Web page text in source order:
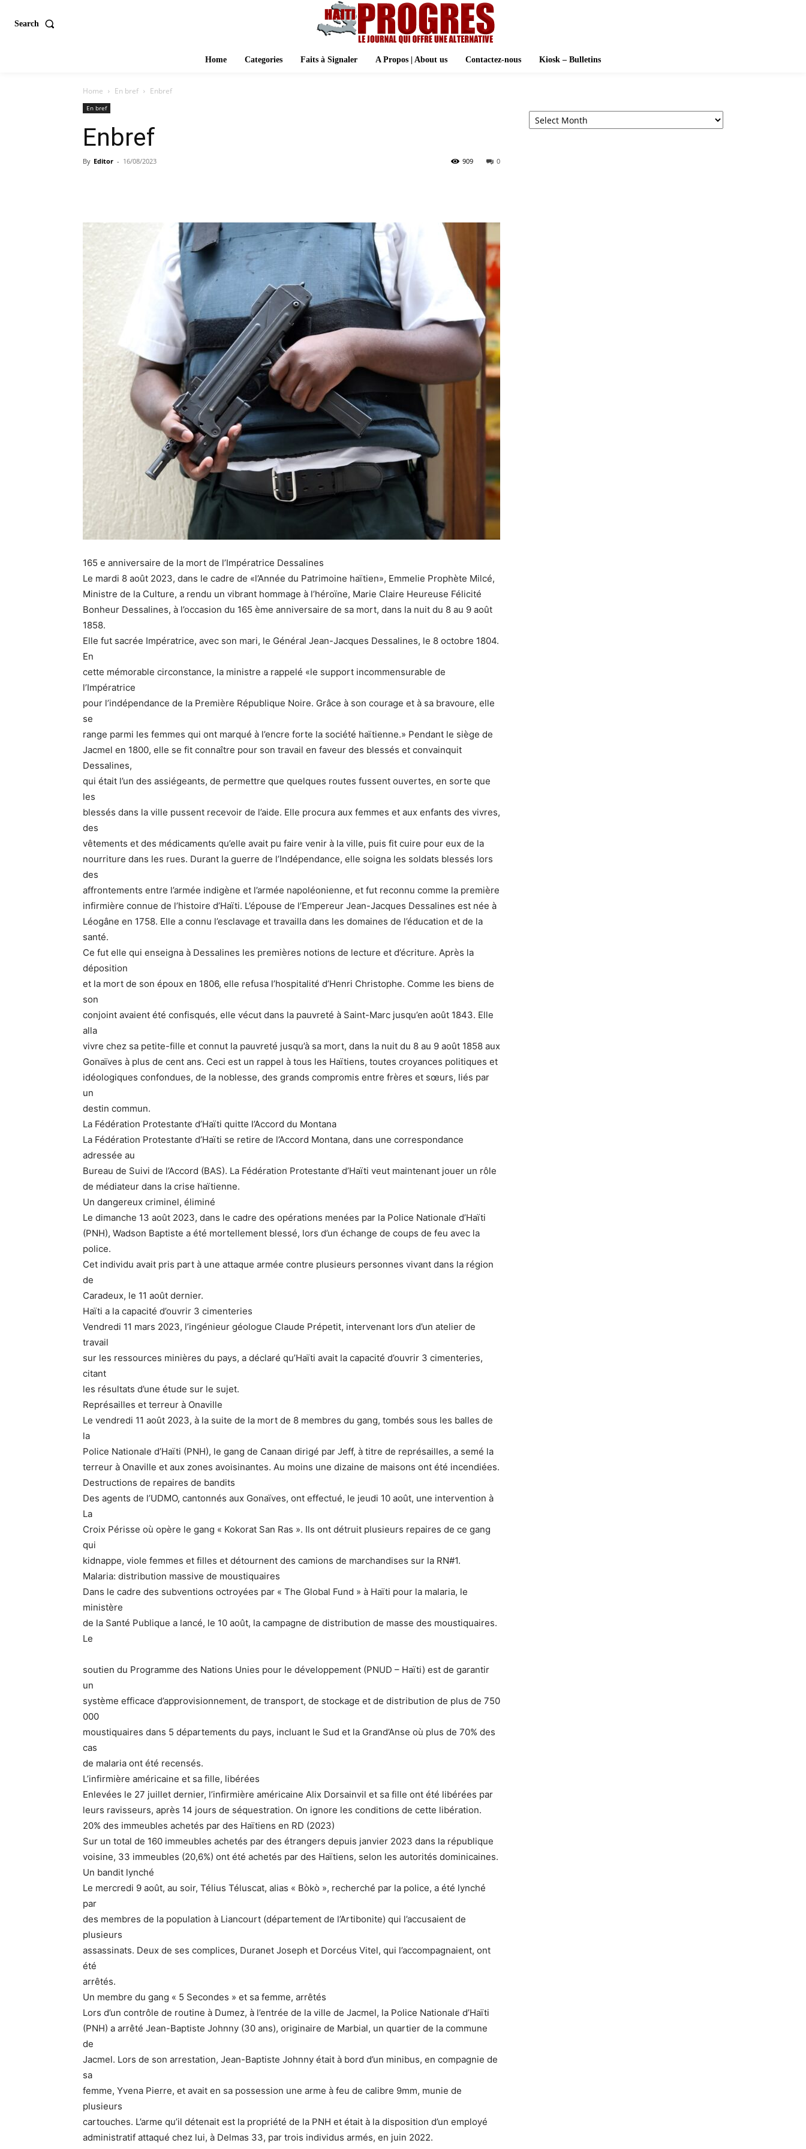
Search
Home Categories Faits à Signaler A Propos | About us Contactez-nous Kiosk – Bulletins
Home En bref Enbref
En bref
Enbref
By Editor - 16/08/2023 0
909
165 e anniversaire de la mort de l’Impératrice Dessalines
Le mardi 8 août 2023, dans le cadre de «l’Année du Patrimoine haïtien», Emmelie Prophète Milcé,
Ministre de la Culture, a rendu un vibrant hommage à l’héroïne, Marie Claire Heureuse Félicité
Bonheur Dessalines, à l’occasion du 165 ème anniversaire de sa mort, dans la nuit du 8 au 9 août
1858.
Elle fut sacrée Impératrice, avec son mari, le Général Jean-Jacques Dessalines, le 8 octobre 1804.
En
cette mémorable circonstance, la ministre a rappelé «le support incommensurable de
l’Impératrice
pour l’indépendance de la Première République Noire. Grâce à son courage et à sa bravoure, elle
se
range parmi les femmes qui ont marqué à l’encre forte la société haïtienne.» Pendant le siège de
Jacmel en 1800, elle se fit connaître pour son travail en faveur des blessés et convainquit
Dessalines,
qui était l’un des assiégeants, de permettre que quelques routes fussent ouvertes, en sorte que
les
blessés dans la ville pussent recevoir de l’aide. Elle procura aux femmes et aux enfants des vivres,
des
vêtements et des médicaments qu’elle avait pu faire venir à la ville, puis fit cuire pour eux de la
nourriture dans les rues. Durant la guerre de l’Indépendance, elle soigna les soldats blessés lors
des
affrontements entre l’armée indigène et l’armée napoléonienne, et fut reconnu comme la première
infirmière connue de l’histoire d’Haïti. L’épouse de l’Empereur Jean-Jacques Dessalines est née à
Léogâne en 1758. Elle a connu l’esclavage et travailla dans les domaines de l’éducation et de la
santé.
Ce fut elle qui enseigna à Dessalines les premières notions de lecture et d’écriture. Après la
déposition
et la mort de son époux en 1806, elle refusa l’hospitalité d’Henri Christophe. Comme les biens de
son
conjoint avaient été confisqués, elle vécut dans la pauvreté à Saint-Marc jusqu’en août 1843. Elle
alla
vivre chez sa petite-fille et connut la pauvreté jusqu’à sa mort, dans la nuit du 8 au 9 août 1858 aux
Gonaïves à plus de cent ans. Ceci est un rappel à tous les Haïtiens, toutes croyances politiques et
idéologiques confondues, de la noblesse, des grands compromis entre frères et sœurs, liés par
un
destin commun.
La Fédération Protestante d’Haïti quitte l’Accord du Montana
La Fédération Protestante d’Haïti se retire de l’Accord Montana, dans une correspondance
adressée au
Bureau de Suivi de l’Accord (BAS). La Fédération Protestante d’Haïti veut maintenant jouer un rôle
de médiateur dans la crise haïtienne.
Un dangereux criminel, éliminé
Le dimanche 13 août 2023, dans le cadre des opérations menées par la Police Nationale d’Haïti
(PNH), Wadson Baptiste a été mortellement blessé, lors d’un échange de coups de feu avec la
police.
Cet individu avait pris part à une attaque armée contre plusieurs personnes vivant dans la région
de
Caradeux, le 11 août dernier.
Haïti a la capacité d’ouvrir 3 cimenteries
Vendredi 11 mars 2023, l’ingénieur géologue Claude Prépetit, intervenant lors d’un atelier de
travail
sur les ressources minières du pays, a déclaré qu’Haïti avait la capacité d’ouvrir 3 cimenteries,
citant
les résultats d’une étude sur le sujet.
Représailles et terreur à Onaville
Le vendredi 11 août 2023, à la suite de la mort de 8 membres du gang, tombés sous les balles de
la
Police Nationale d’Haïti (PNH), le gang de Canaan dirigé par Jeff, à titre de représailles, a semé la
terreur à Onaville et aux zones avoisinantes. Au moins une dizaine de maisons ont été incendiées.
Destructions de repaires de bandits
Des agents de l’UDMO, cantonnés aux Gonaïves, ont effectué, le jeudi 10 août, une intervention à
La
Croix Périsse où opère le gang « Kokorat San Ras ». Ils ont détruit plusieurs repaires de ce gang
qui
kidnappe, viole femmes et filles et détournent des camions de marchandises sur la RN#1.
Malaria: distribution massive de moustiquaires
Dans le cadre des subventions octroyées par « The Global Fund » à Haïti pour la malaria, le
ministère
de la Santé Publique a lancé, le 10 août, la campagne de distribution de masse des moustiquaires.
Le
soutien du Programme des Nations Unies pour le développement (PNUD – Haïti) est de garantir
un
système efficace d’approvisionnement, de transport, de stockage et de distribution de plus de 750
000
moustiquaires dans 5 départements du pays, incluant le Sud et la Grand’Anse où plus de 70% des
cas
de malaria ont été recensés.
L’infirmière américaine et sa fille, libérées
Enlevées le 27 juillet dernier, l’infirmière américaine Alix Dorsainvil et sa fille ont été libérées par
leurs ravisseurs, après 14 jours de séquestration. On ignore les conditions de cette libération.
20% des immeubles achetés par des Haïtiens en RD (2023)
Sur un total de 160 immeubles achetés par des étrangers depuis janvier 2023 dans la république
voisine, 33 immeubles (20,6%) ont été achetés par des Haïtiens, selon les autorités dominicaines.
Un bandit lynché
Le mercredi 9 août, au soir, Télius Téluscat, alias « Bòkò », recherché par la police, a été lynché
par
des membres de la population à Liancourt (département de l’Artibonite) qui l’accusaient de
plusieurs
assassinats. Deux de ses complices, Duranet Joseph et Dorcéus Vitel, qui l’accompagnaient, ont
été
arrêtés.
Un membre du gang « 5 Secondes » et sa femme, arrêtés
Lors d’un contrôle de routine à Dumez, à l’entrée de la ville de Jacmel, la Police Nationale d’Haïti
(PNH) a arrêté Jean-Baptiste Johnny (30 ans), originaire de Marbial, un quartier de la commune
de
Jacmel. Lors de son arrestation, Jean-Baptiste Johnny était à bord d’un minibus, en compagnie de
sa
femme, Yvena Pierre, et avait en sa possession une arme à feu de calibre 9mm, munie de
plusieurs
cartouches. L’arme qu’il détenait est la propriété de la PNH et était à la disposition d’un employé
administratif attaqué chez lui, à Delmas 33, par trois individus armés, en juin 2022.
Archives